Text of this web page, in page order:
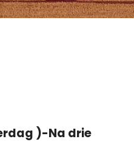
)-Na drie